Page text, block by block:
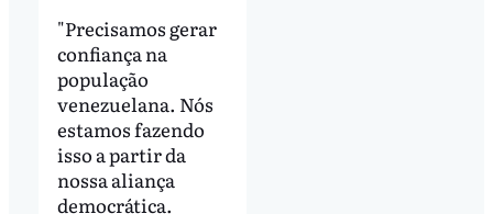
"Precisamos gerar
confiança na
população
venezuelana. Nós
estamos fazendo
isso a partir da
nossa aliança
democrática.